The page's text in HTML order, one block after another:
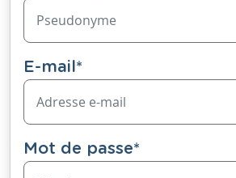
E-mail*
Mot de passe*